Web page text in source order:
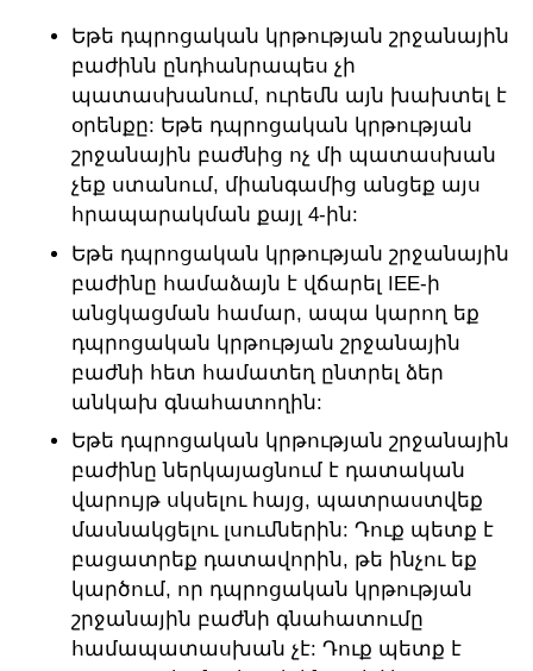
Եթե դպրոցական կրթության շրջանային
բաժինն ընդհանրապես չի
պատասխանում, ուրեմն այն խախտել է
օրենքը: Եթե դպրոցական կրթության
շրջանային բաժնից ոչ մի պատասխան
չեք ստանում, միանգամից անցեք այս
հրապարակման քայլ 4-ին:
Եթե դպրոցական կրթության շրջանային
բաժինը համաձայն է վճարել IEE-ի
անցկացման համար, ապա կարող եք
դպրոցական կրթության շրջանային
բաժնի հետ համատեղ ընտրել ձեր
անկախ գնահատողին:
Եթե դպրոցական կրթության շրջանային
բաժինը ներկայացնում է դատական
վարույթ սկսելու հայց, պատրաստվեք
մասնակցելու լսումներին: Դուք պետք է
բացատրեք դատավորին, թե ինչու եք
կարծում, որ դպրոցական կրթության
շրջանային բաժնի գնահատումը
համապատասխան չէ: Դուք պետք է